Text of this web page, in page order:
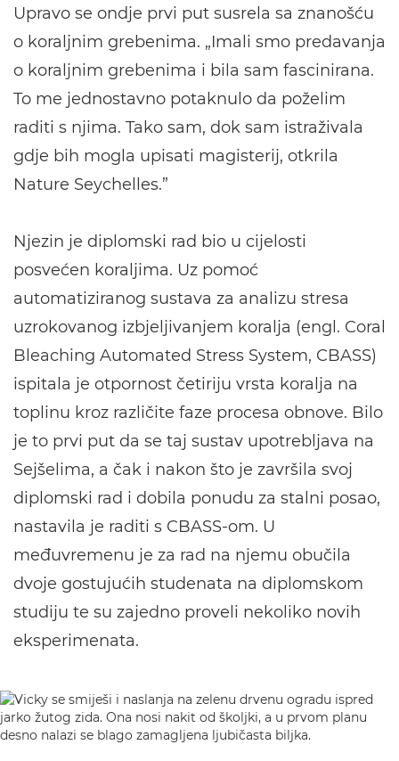
Upravo se ondje prvi put susrela sa znanošću
o koraljnim grebenima. „Imali smo predavanja
o koraljnim grebenima i bila sam fascinirana.
To me jednostavno potaknulo da poželim
raditi s njima. Tako sam, dok sam istraživala
gdje bih mogla upisati magisterij, otkrila
Nature Seychelles.”
Njezin je diplomski rad bio u cijelosti
posvećen koraljima. Uz pomoć
automatiziranog sustava za analizu stresa
uzrokovanog izbjeljivanjem koralja (engl. Coral
Bleaching Automated Stress System, CBASS)
ispitala je otpornost četiriju vrsta koralja na
toplinu kroz različite faze procesa obnove. Bilo
je to prvi put da se taj sustav upotrebljava na
Sejšelima, a čak i nakon što je završila svoj
diplomski rad i dobila ponudu za stalni posao,
nastavila je raditi s CBASS-om. U
međuvremenu je za rad na njemu obučila
dvoje gostujućih studenata na diplomskom
studiju te su zajedno proveli nekoliko novih
eksperimenata.